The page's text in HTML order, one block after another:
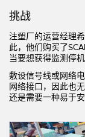
传感器
光电传感器
激光测距
测量光幕
3D飞行时间
工业物联
前缘检测
工厂通信
机器监控/设备综
挑战
注塑厂的运营经理
此，他们购买了
当要想获得监测停
敷设信号线或网络
网络接口，因此也
还是需要一种易于